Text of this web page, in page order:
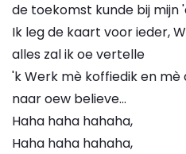
de toekomst kunde bij mijn
Ik leg de kaart voor ieder,
alles zal ik oe vertelle
'k Werk mè koffiedik en mè
naar oew believe...
Haha haha hahaha,
Haha haha hahaha,